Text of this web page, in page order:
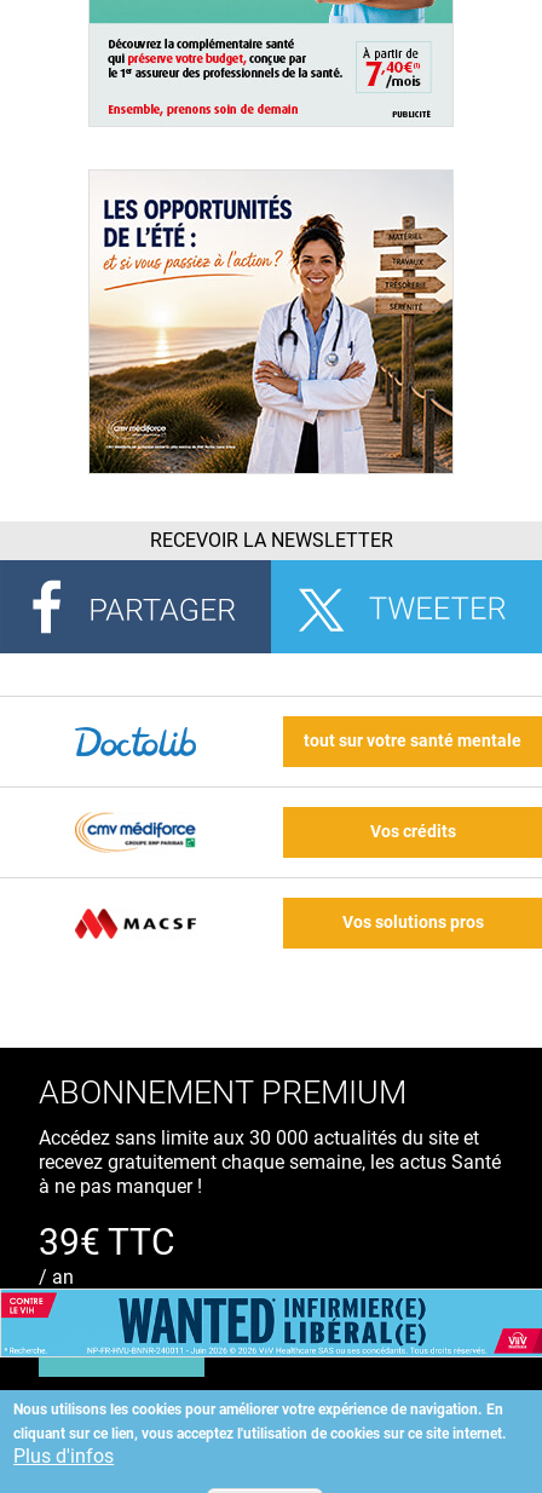
CONTACT
RECEVOIR LA NEWSLETTER
tout sur votre santé mentale
Vos crédits
Vos solutions pros
Nous utilisons les cookies pour améliorer votre expérience de navigation. En
cliquant sur ce lien, vous acceptez l'utilisation de cookies sur ce site internet.
Plus d'infos
ABONNEMENT PREMIUM
Accédez sans limite aux 30 000 actualités du site et
recevez gratuitement chaque semaine, les actus Santé
à ne pas manquer !
39€ TTC
/ an
S'ABONNER
Copyright©2026 ALLIEDHEALTH